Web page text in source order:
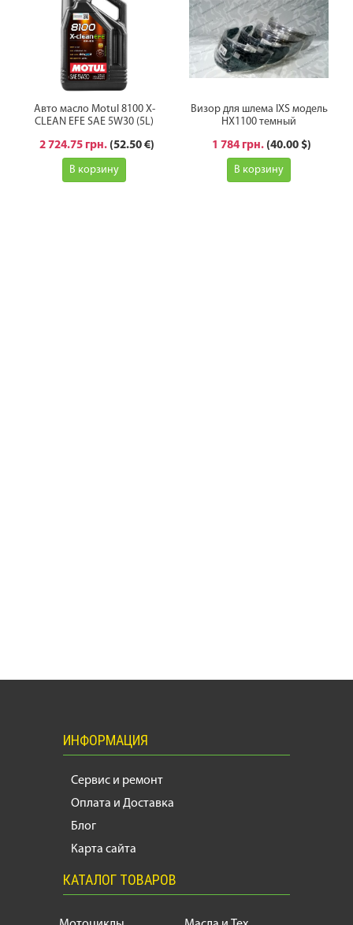
Авто масло Motul 8100 X-
CLEAN EFE SAE 5W30 (5L)
2 724.75 грн. (52.50 €)
В корзину
Визор для шлема IXS модель
HX1100 темный
1 784 грн. (40.00 $)
В корзину
ИНФОРМАЦИЯ
Сервис и ремонт
Оплата и Доставка
Блог
Карта сайта
КАТАЛОГ ТОВАРОВ